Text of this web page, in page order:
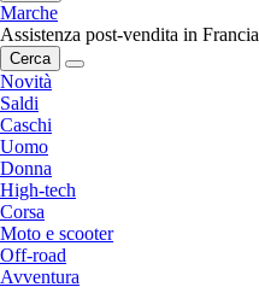
Marche
Assistenza post-vendita in Francia
Cerca
Novità
Saldi
Caschi
Uomo
Donna
High-tech
Corsa
Moto e scooter
Off-road
Avventura